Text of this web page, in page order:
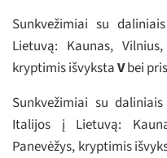
Sunkvežimiai su
Lietuvą: Kaunas,
kryptimis išvykstaVbei
Sunkvežimiai su
Italijos į Lietuvą:
Panevėžys, kryptimis